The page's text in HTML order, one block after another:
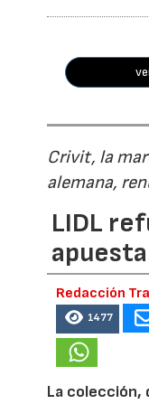
Crivit, la
alemana,
LIDL
Redacción
1477
La colección,